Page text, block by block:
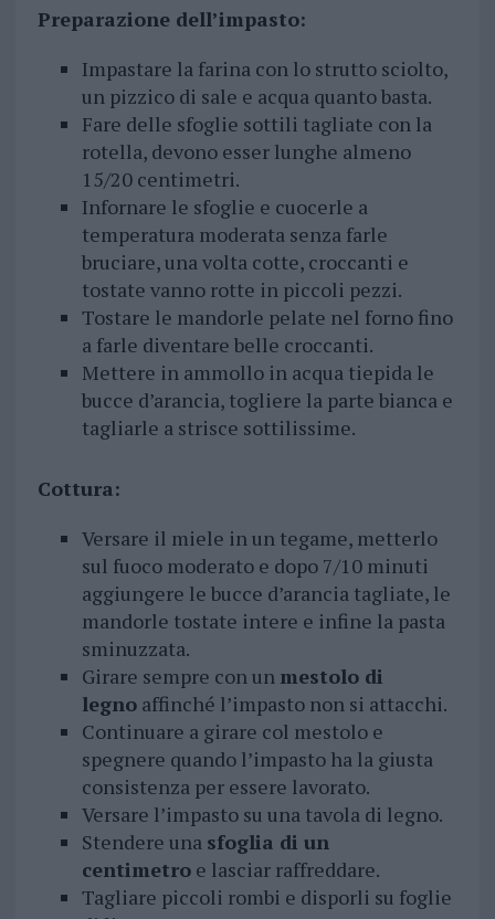
Preparazione dell’impasto:
Impastare la farina con lo strutto sciolto,
un pizzico di sale e acqua quanto basta.
Fare delle sfoglie sottili tagliate con la
rotella, devono esser lunghe almeno
15/20 centimetri.
Infornare le sfoglie e cuocerle a
temperatura moderata senza farle
bruciare, una volta cotte, croccanti e
tostate vanno rotte in piccoli pezzi.
Tostare le mandorle pelate nel forno fino
a farle diventare belle croccanti.
Mettere in ammollo in acqua tiepida le
bucce d’arancia, togliere la parte bianca e
tagliarle a strisce sottilissime.
Cottura:
Versare il miele in un tegame, metterlo
sul fuoco moderato e dopo 7/10 minuti
aggiungere le bucce d’arancia tagliate, le
mandorle tostate intere e infine la pasta
sminuzzata.
Girare sempre con un mestolo di
legnoaffinché l’impasto non si attacchi.
Continuare a girare col mestolo e
spegnere quando l’impasto ha la giusta
consistenza per essere lavorato.
Versare l’impasto su una tavola di legno.
Stendere una sfoglia di un
centimetroe lasciar raffreddare.
Tagliare piccoli rombi e disporli su foglie